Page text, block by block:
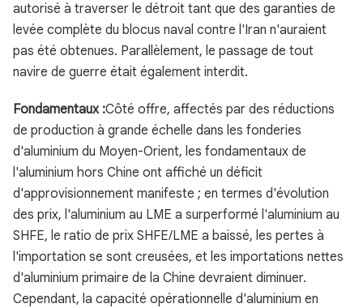
autorisé à traverser le détroit tant que des garanties de
levée complète du blocus naval contre l'Iran n'auraient
pas été obtenues. Parallèlement, le passage de tout
navire de guerre était également interdit.
Fondamentaux :Côté offre, affectés par des réductions
de production à grande échelle dans les fonderies
d'aluminium du Moyen-Orient, les fondamentaux de
l'aluminium hors Chine ont affiché un déficit
d'approvisionnement manifeste ; en termes d'évolution
des prix, l'aluminium au LME a surperformé l'aluminium au
SHFE, le ratio de prix SHFE/LME a baissé, les pertes à
l'importation se sont creusées, et les importations nettes
d'aluminium primaire de la Chine devraient diminuer.
Cependant, la capacité opérationnelle d'aluminium en